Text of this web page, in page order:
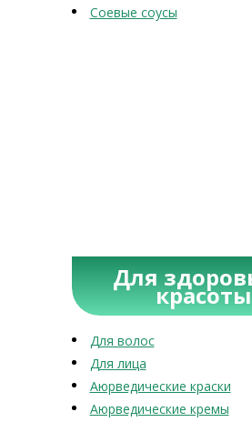
Соевые соусы
Для
красоты
Для волос
Для лица
Аюрведические краски
Аюрведические кремы